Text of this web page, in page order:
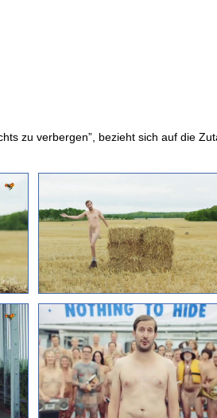
zu verbergen”, bezieht sich auf die